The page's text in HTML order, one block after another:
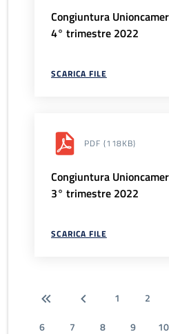
Congiuntura
4° trimestre 2022
SCARICA FILE
PDF (118KB)
Congiuntura
3° trimestre 2022
SCARICA FILE
1 2
6
7 8 9 10